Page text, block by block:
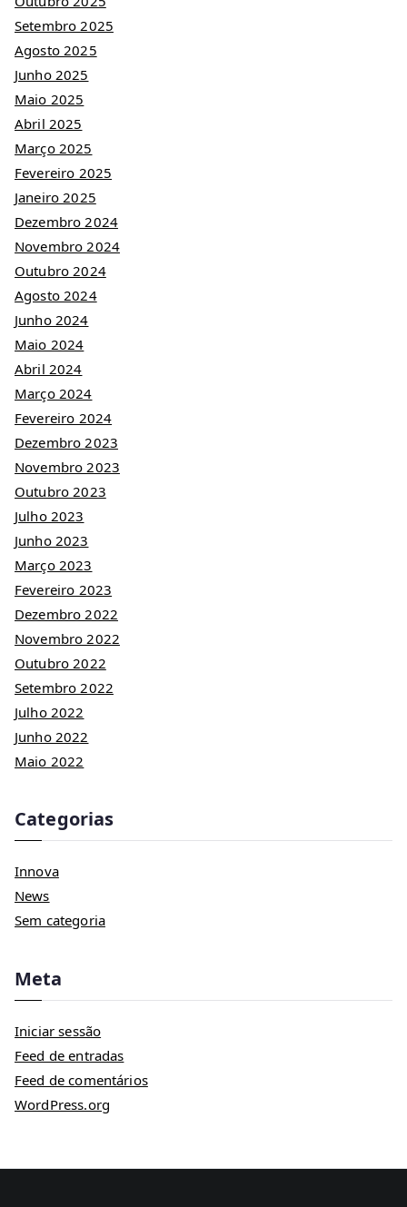
Setembro 2025
Agosto 2025
Junho 2025
Maio 2025
Abril 2025
Março 2025
Fevereiro 2025
Janeiro 2025
Dezembro 2024
Novembro 2024
Outubro 2024
Agosto 2024
Junho 2024
Maio 2024
Abril 2024
Março 2024
Fevereiro 2024
Dezembro 2023
Novembro 2023
Outubro 2023
Julho 2023
Junho 2023
Março 2023
Fevereiro 2023
Dezembro 2022
Novembro 2022
Outubro 2022
Setembro 2022
Julho 2022
Junho 2022
Maio 2022
Categorias
Innova
News
Sem categoria
Meta
Iniciar sessão
Feed de entradas
Feed de comentários
WordPress.org